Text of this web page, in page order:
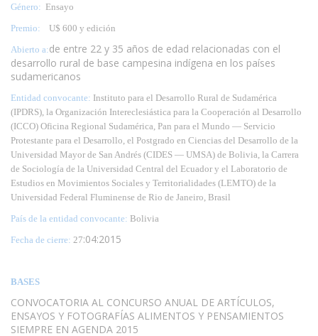
Género: Ensayo
Premio:
U$ 600 y edición
Abierto a:de entre 22 y 35 años de edad relacionadas con el
desarrollo rural de base campesina indígena en los países
sudamericanos
Entidad convocante: Instituto para el Desarrollo Rural de Sudamérica
(IPDRS), la Organización Intereclesiástica para la Cooperación al Desarrollo
(ICCO) Oficina Regional Sudamérica, Pan para el Mundo — Servicio
Protestante para el Desarrollo, el Postgrado en Ciencias del Desarrollo de la
Universidad Mayor de San Andrés (CIDES — UMSA) de Bolivia, la Carrera
de Sociología de la Universidad Central del Ecuador y el Laboratorio de
Estudios en Movimientos Sociales y Territorialidades (LEMTO) de la
Universidad Federal Fluminense de Rio de Janeiro, Brasil
País de la entidad convocante: Bolivia
Fecha de cierre: 27:04:2015
BASES
CONVOCATORIA AL CONCURSO ANUAL DE ARTÍCULOS,
ENSAYOS Y FOTOGRAFÍAS ALIMENTOS Y PENSAMIENTOS
SIEMPRE EN AGENDA 2015